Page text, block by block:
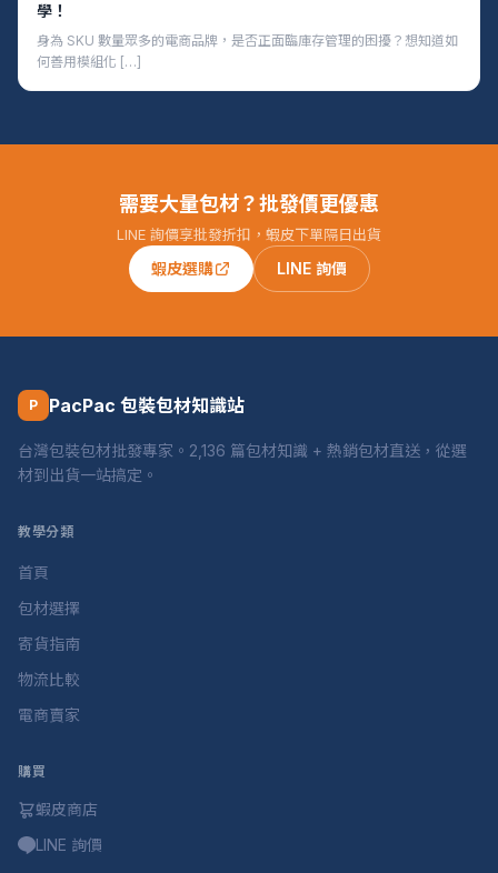
學！
身為 SKU 數量眾多的電商品牌，是否正面臨庫存管理的困擾？想知道如
何善用模組化 […]
需要大量包材？批發價更優惠
LINE 詢價享批發折扣，蝦皮下單隔日出貨
蝦皮選購 LINE 詢價
P PacPac 包裝包材知識站
台灣包裝包材批發專家。2,136 篇包材知識 + 熱銷包材直送，從選
材到出貨一站搞定。
教學分類
首頁
包材選擇
寄貨指南
物流比較
電商賣家
購買
蝦皮商店
LINE 詢價